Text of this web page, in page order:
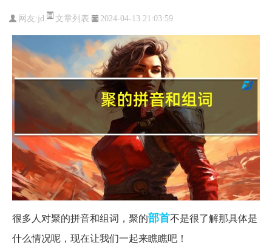
网友:jd 文章列表 2024-04-13 21:03:59
很多人对聚的拼音和组词，聚的部首不是很了解那具体是
什么情况呢，现在让我们一起来瞧瞧吧！